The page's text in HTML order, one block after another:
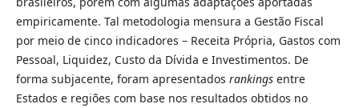
empiricamente. Tal metodologia mensura a Gestão Fiscal
por meio de cinco indicadores – Receita Própria, Gastos com
Pessoal, Liquidez, Custo da Dívida e Investimentos. De
forma subjacente, foram apresentados rankings entre
Estados e regiões com base nos resultados obtidos no